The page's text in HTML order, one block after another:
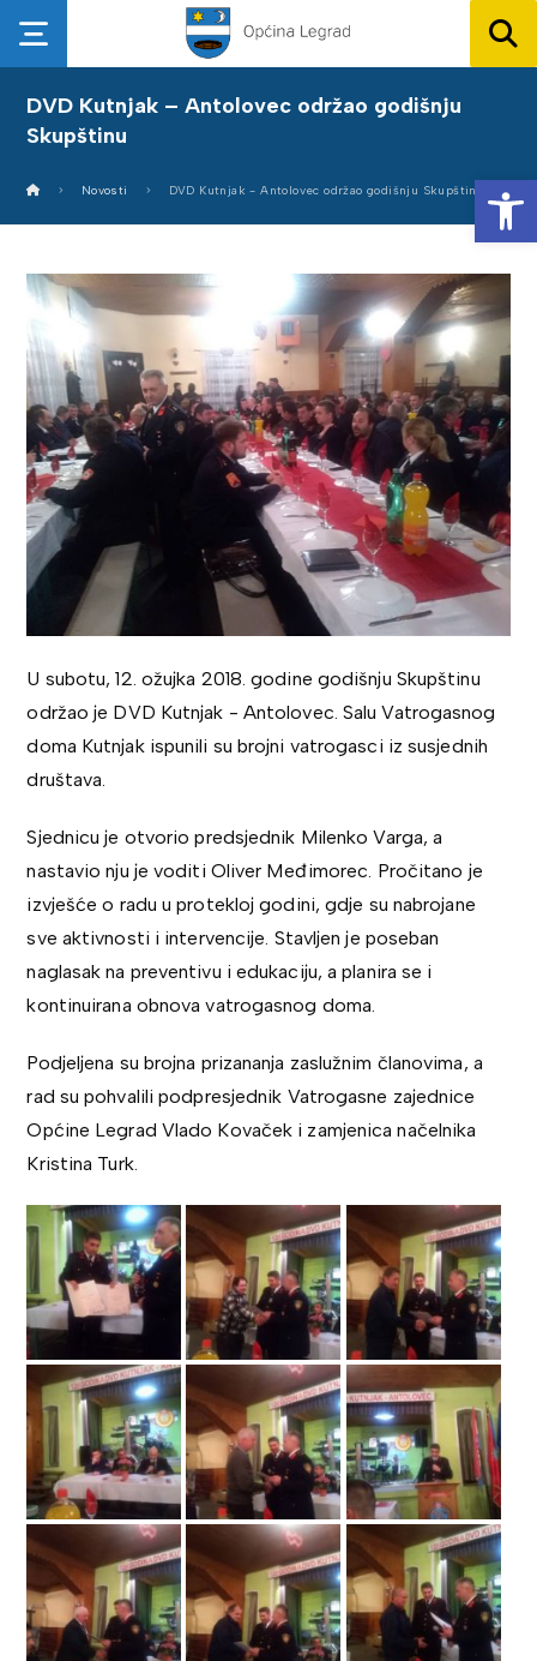
DVD Kutnjak – Antolovec održao godišnju
Skupštinu
Novosti DVD Kutnjak - Antolovec održao godišnju Skupštinu
U subotu, 12. ožujka 2018. godine godišnju Skupštinu
održao je DVD Kutnjak - Antolovec. Salu Vatrogasnog
doma Kutnjak ispunili su brojni vatrogasci iz susjednih
društava.
Sjednicu je otvorio predsjednik Milenko Varga, a
nastavio nju je voditi Oliver Međimorec. Pročitano je
izvješće o radu u protekloj godini, gdje su nabrojane
sve aktivnosti i intervencije. Stavljen je poseban
naglasak na preventivu i edukaciju, a planira se i
kontinuirana obnova vatrogasnog doma.
Podjeljena su brojna prizananja zaslužnim članovima, a
rad su pohvalili podpresjednik Vatrogasne zajednice
Općine Legrad Vlado Kovaček i zamjenica načelnika
Kristina Turk.